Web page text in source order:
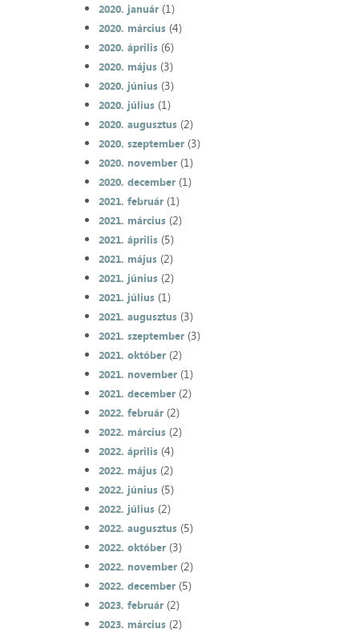
2020. január(1)
2020. március(4)
2020. április(6)
2020. május(3)
2020. június(3)
2020. július(1)
2020. augusztus(2)
2020. szeptember(3)
2020. november(1)
2020. december(1)
2021. február(1)
2021. március(2)
2021. április(5)
2021. május(2)
2021. június(2)
2021. július(1)
2021. augusztus(3)
2021. szeptember(3)
2021. október(2)
2021. november(1)
2021. december(2)
2022. február(2)
2022. március(2)
2022. április(4)
2022. május(2)
2022. június(5)
2022. július(2)
2022. augusztus(5)
2022. október(3)
2022. november(2)
2022. december(5)
2023. február(2)
2023. március(2)